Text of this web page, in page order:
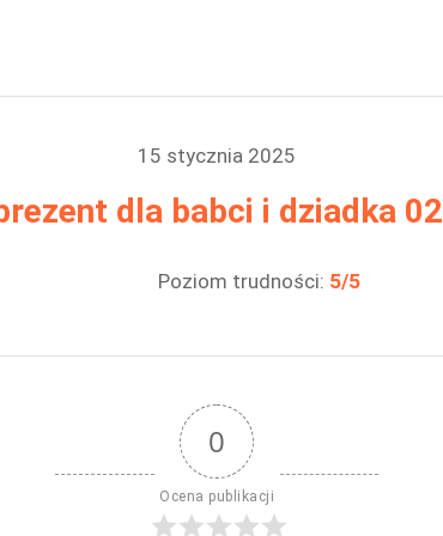
15 stycznia 2025
dla babci i dziadka 02
Poziom trudności: 5/5
0
Ocena publikacji